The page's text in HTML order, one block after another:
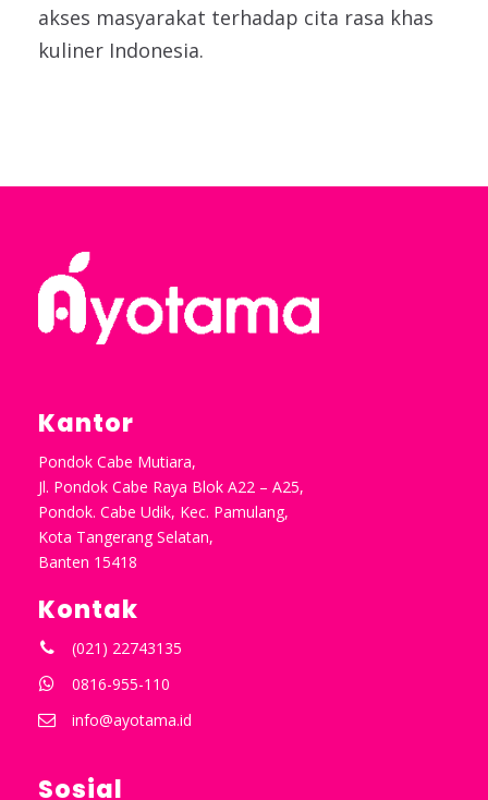
akses masyarakat terhadap cita rasa khas
kuliner Indonesia.
Kantor
Pondok Cabe Mutiara,
Jl. Pondok Cabe Raya Blok A22 – A25,
Pondok. Cabe Udik, Kec. Pamulang,
Kota Tangerang Selatan,
Banten 15418
Kontak
(021) 22743135
0816-955-110
info@ayotama.id
Sosial